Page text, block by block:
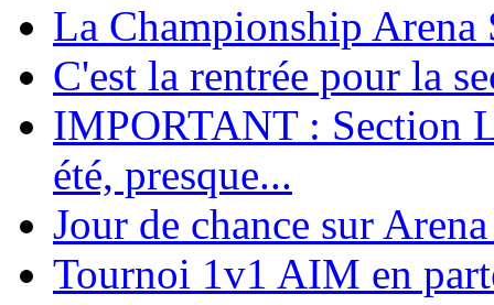
La Championship Arena
C'est la rentrée pour la
IMPORTANT : Section
été, presque...
Jour de chance sur
Tournoi 1v1 AIM en